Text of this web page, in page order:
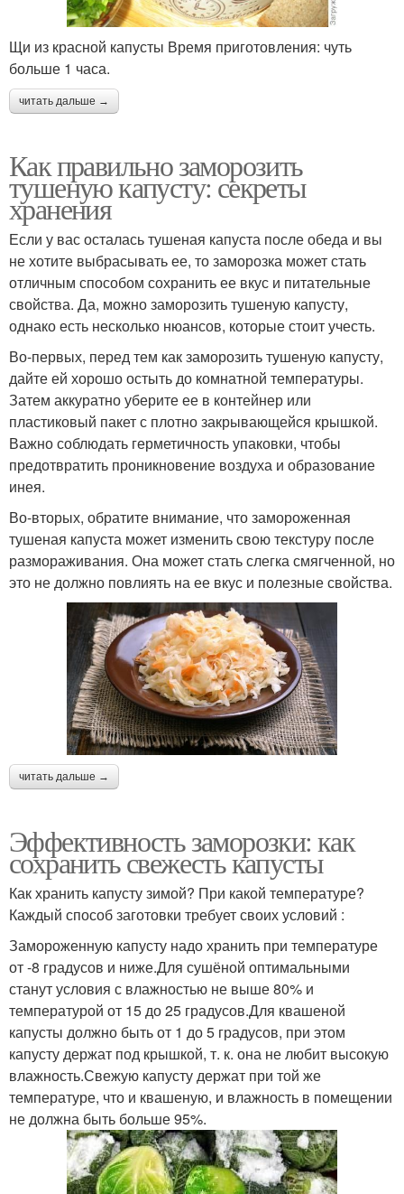
Щи из красной капусты Время приготовления: чуть
больше 1 часа.
читать дальше →
Как правильно заморозить
тушеную капусту: секреты
хранения
Если у вас осталась тушеная капуста после обеда и вы
не хотите выбрасывать ее, то заморозка может стать
отличным способом сохранить ее вкус и питательные
свойства. Да, можно заморозить тушеную капусту,
однако есть несколько нюансов, которые стоит учесть.
Во-первых, перед тем как заморозить тушеную капусту,
дайте ей хорошо остыть до комнатной температуры.
Затем аккуратно уберите ее в контейнер или
пластиковый пакет с плотно закрывающейся крышкой.
Важно соблюдать герметичность упаковки, чтобы
предотвратить проникновение воздуха и образование
инея.
Во-вторых, обратите внимание, что замороженная
тушеная капуста может изменить свою текстуру после
размораживания. Она может стать слегка смягченной, но
это не должно повлиять на ее вкус и полезные свойства.
читать дальше →
Эффективность заморозки: как
сохранить свежесть капусты
Как хранить капусту зимой? При какой температуре?
Каждый способ заготовки требует своих условий :
Замороженную капусту надо хранить при температуре
от -8 градусов и ниже.Для сушёной оптимальными
станут условия с влажностью не выше 80% и
температурой от 15 до 25 градусов.Для квашеной
капусты должно быть от 1 до 5 градусов, при этом
капусту держат под крышкой, т. к. она не любит высокую
влажность.Свежую капусту держат при той же
температуре, что и квашеную, и влажность в помещении
не должна быть больше 95%.